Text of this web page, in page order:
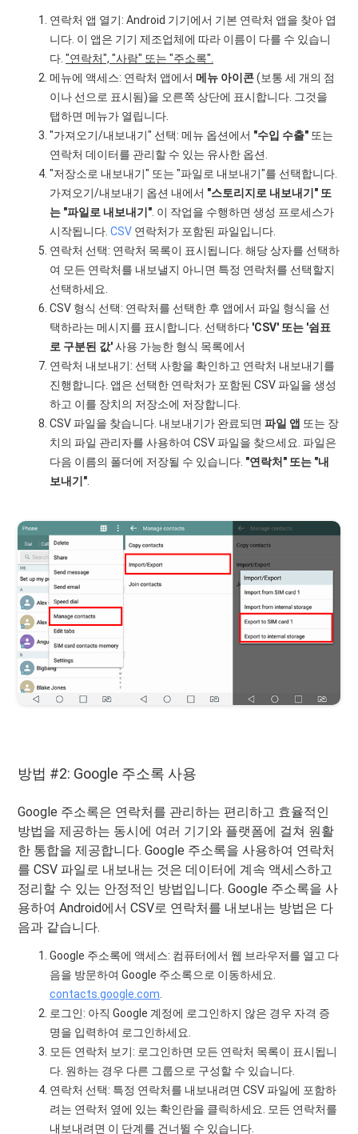
연락처 앱 열기: Android 기기에서 기본 연락처 앱을 찾아 엽
니다. 이 앱은 기기 제조업체에 따라 이름이 다를 수 있습니
다."연락처", "사람" 또는 "주소록".
메뉴에 액세스: 연락처 앱에서 메뉴 아이콘(보통 세 개의 점
이나 선으로 표시됨)을 오른쪽 상단에 표시합니다. 그것을
탭하면 메뉴가 열립니다.
"가져오기/내보내기" 선택: 메뉴 옵션에서 "수입 수출" 또는
연락처 데이터를 관리할 수 있는 유사한 옵션.
"저장소로 내보내기" 또는 "파일로 내보내기"를 선택합니다.
가져오기/내보내기 옵션 내에서 "스토리지로 내보내기" 또
는 "파일로 내보내기" . 이 작업을 수행하면 생성 프로세스가
시작됩니다.CSV 연락처가 포함된 파일입니다.
연락처 선택: 연락처 목록이 표시됩니다. 해당 상자를 선택하
여 모든 연락처를 내보낼지 아니면 특정 연락처를 선택할지
선택하세요.
CSV 형식 선택: 연락처를 선택한 후 앱에서 파일 형식을 선
택하라는 메시지를 표시합니다. 선택하다 'CSV' 또는 '쉼표
로 구분된 값'사용 가능한 형식 목록에서
연락처 내보내기: 선택 사항을 확인하고 연락처 내보내기를
진행합니다. 앱은 선택한 연락처가 포함된 CSV 파일을 생성
하고 이를 장치의 저장소에 저장합니다.
CSV 파일을 찾습니다. 내보내기가 완료되면파일 앱 또는 장
치의 파일 관리자를 사용하여 CSV 파일을 찾으세요. 파일은
다음 이름의 폴더에 저장될 수 있습니다. "연락처" 또는 "내
보내기"
방법 #2: Google 주소록 사용
Google 주소록은 연락처를 관리하는 편리하고 효율적인
방법을 제공하는 동시에 여러 기기와 플랫폼에 걸쳐 원활
한 통합을 제공합니다. Google 주소록을 사용하여 연락처
를 CSV 파일로 내보내는 것은 데이터에 계속 액세스하고
정리할 수 있는 안정적인 방법입니다. Google 주소록을 사
용하여 Android에서 CSV로 연락처를 내보내는 방법은 다
음과 같습니다.
Google 주소록에 액세스: 컴퓨터에서 웹 브라우저를 열고 다
음을 방문하여 Google 주소록으로 이동하세요.
contacts.google.com
로그인: 아직 Google 계정에 로그인하지 않은 경우 자격 증
명을 입력하여 로그인하세요.
모든 연락처 보기: 로그인하면 모든 연락처 목록이 표시됩니
다. 원하는 경우 다른 그룹으로 구성할 수 있습니다.
연락처 선택: 특정 연락처를 내보내려면 CSV 파일에 포함하
려는 연락처 옆에 있는 확인란을 클릭하세요. 모든 연락처를
내보내려면 이 단계를 건너뛸 수 있습니다.